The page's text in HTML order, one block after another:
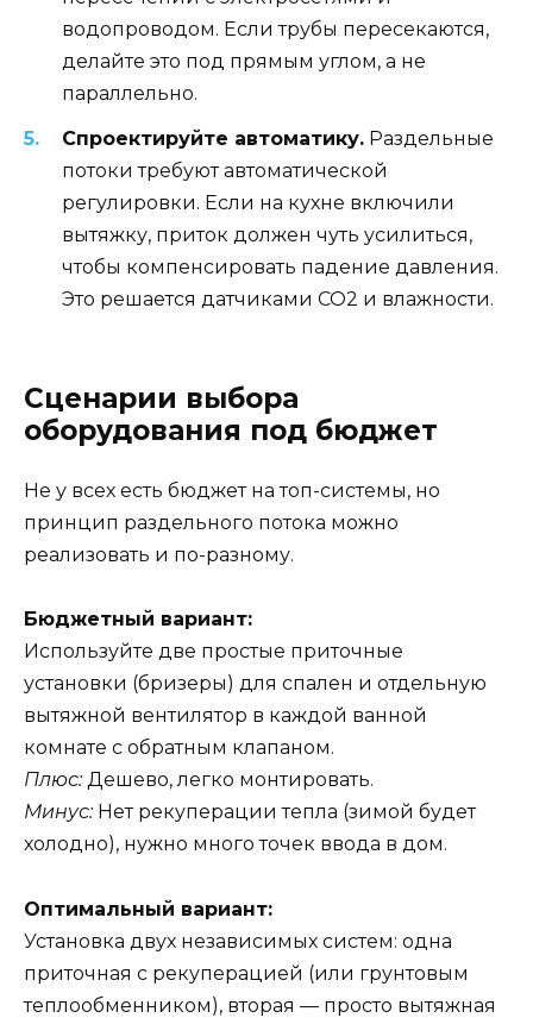
водопроводом. Если трубы пересекаются,
делайте это под прямым углом, а не
параллельно.
Спроектируйте автоматику. Раздельные
потоки требуют автоматической
регулировки. Если на кухне включили
вытяжку, приток должен чуть усилиться,
чтобы компенсировать падение давления.
Это решается датчиками CO2 и влажности.
Сценарии выбора
оборудования под бюджет
Не у всех есть бюджет на топ-системы, но
принцип раздельного потока можно
реализовать и по-разному.
Бюджетный вариант:
Используйте две простые приточные
установки (бризеры) для спален и отдельную
вытяжной вентилятор в каждой ванной
комнате с обратным клапаном.
Плюс:Дешево, легко монтировать.
Минус:Нет рекуперации тепла (зимой будет
холодно), нужно много точек ввода в дом.
Оптимальный вариант:
Установка двух независимых систем: одна
приточная с рекуперацией (или грунтовым
теплообменником), вторая — просто вытяжная